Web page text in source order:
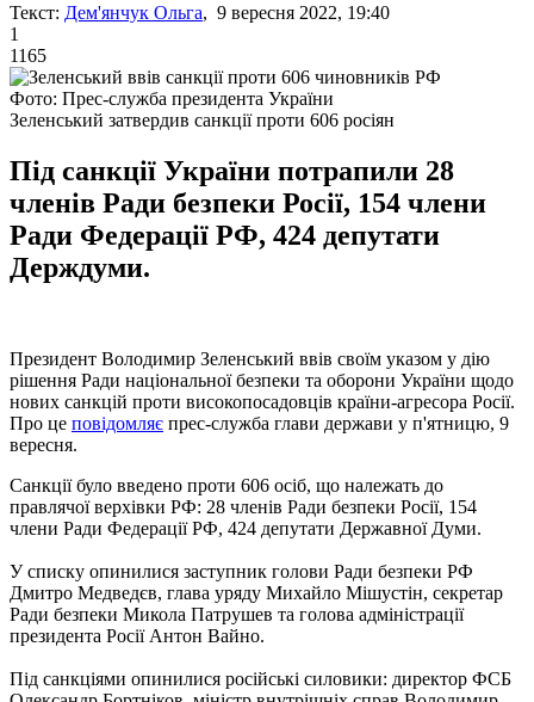
Текст: Дем'янчук Ольга, 9 вересня 2022, 19:40
1
1165
Фото: Прес-служба президента України
Зеленський затвердив санкції проти 606 росіян
Під санкції України потрапили 28
членів Ради безпеки Росії, 154 члени
Ради Федерації РФ, 424 депутати
Держдуми.
Президент Володимир Зеленський ввів своїм указом у дію
рішення Ради національної безпеки та оборони України щодо
нових санкцій проти високопосадовців країни-агресора Росії.
Про це повідомляє прес-служба глави держави у п'ятницю, 9
вересня.
Санкції було введено проти 606 осіб, що належать до
правлячої верхівки РФ: 28 членів Ради безпеки Росії, 154
члени Ради Федерації РФ, 424 депутати Державної Думи.
У списку опинилися заступник голови Ради безпеки РФ
Дмитро Медведєв, глава уряду Михайло Мішустін, секретар
Ради безпеки Микола Патрушев та голова адміністрації
президента Росії Антон Вайно.
Під санкціями опинилися російські силовики: директор ФСБ